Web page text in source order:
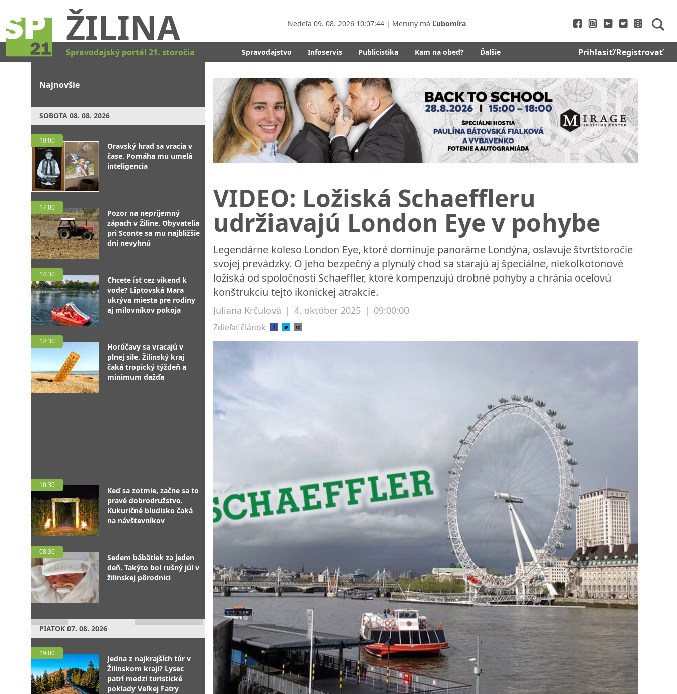
ŽILINA Nedeľa 09. 08. 2026 10:07:45 | Meniny má Ľubomíra
Spravodajský portál 21. storočia Spravodajstvo Infoservis Publicistika Kam na obed? Ďalšie Prihlasiť/Registrovať
Najnovšie
SOBOTA 08. 08. 2026
19:00
Oravský hrad sa vracia v
čase. Pomáha mu umelá
inteligencia
17:00
Pozor na nepríjemný
zápach v Žiline. Obyvatelia
pri Sconte sa mu najbližšie
dni nevyhnú
14:30
Chcete ísť cez víkend k
vode? Liptovská Mara
ukrýva miesta pre rodiny
aj milovníkov pokoja
12:30
Horúčavy sa vracajú v
plnej sile. Žilinský kraj
čaká tropický týždeň a
minimum dažďa
10:30
Keď sa zotmie, začne sa to
pravé dobrodružstvo.
Kukuričné bludisko čaká
na návštevníkov
08:30
Sedem bábätiek za jeden
deň. Takýto bol rušný júl v
žilinskej pôrodnici
PIATOK 07. 08. 2026
19:00
Jedna z najkrajších túr v
Žilinskom kraji? Lysec
patrí medzi turistické
poklady Veľkej Fatry
VIDEO: Ložiská Schaeffleru
udržiavajú London Eye v pohybe
Legendárne koleso London Eye, ktoré dominuje panoráme Londýna, oslavuje štvrťstoročie
svojej prevádzky. O jeho bezpečný a plynulý chod sa starajú aj špeciálne, niekoľkotonové
ložiská od spoločnosti Schaeffler, ktoré kompenzujú drobné pohyby a chránia oceľovú
konštrukciu tejto ikonickej atrakcie.
Juliana Krčulová | 4. október 2025 | 09:00:00
Zdieľať článok